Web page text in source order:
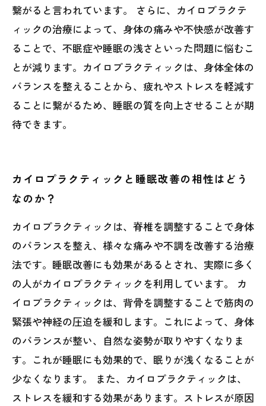
繋がると言われています。 さらに、カイロプラクテ
ィックの治療によって、身体の痛みや不快感が改善す
ることで、不眠症や睡眠の浅さといった問題に悩むこ
とが減ります。カイロプラクティックは、身体全体の
バランスを整えることから、疲れやストレスを軽減す
ることに繋がるため、睡眠の質を向上させることが期
待できます。
カイロプラクティックと睡眠改善の相性はどう
なのか？
カイロプラクティックは、脊椎を調整することで身体
のバランスを整え、様々な痛みや不調を改善する治療
法です。睡眠改善にも効果があるとされ、実際に多く
の人がカイロプラクティックを利用しています。 カ
イロプラクティックは、背骨を調整することで筋肉の
緊張や神経の圧迫を緩和します。これによって、身体
のバランスが整い、自然な姿勢が取りやすくなりま
す。これが睡眠にも効果的で、眠りが浅くなることが
少なくなります。 また、カイロプラクティックは、
ストレスを緩和する効果があります。ストレスが原因